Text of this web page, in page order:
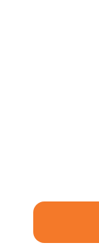
processing of your
services in